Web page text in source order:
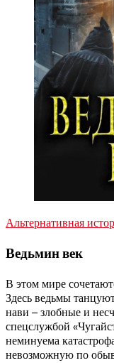
Альтернативная
Ведьмин век
В этом мире
Здесь ведьмы
нави – злобные и
спецслужбой
неминуема
невозможную по